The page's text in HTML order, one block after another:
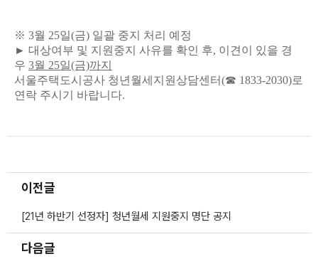
※ 3월 25일(금) 일괄 중지 처리 예정
► 대상여부 및 지원중지 사유를 확인 후, 이견이 있을 경
우 3월 25일(금)까지
서울주택도시공사 청년월세지원상담센터(☎ 1833-2030)로
연락 주시기 바랍니다.
이전글
[21년 하반기 선정자] 청년월세 지원중지 명단 공지
다음글